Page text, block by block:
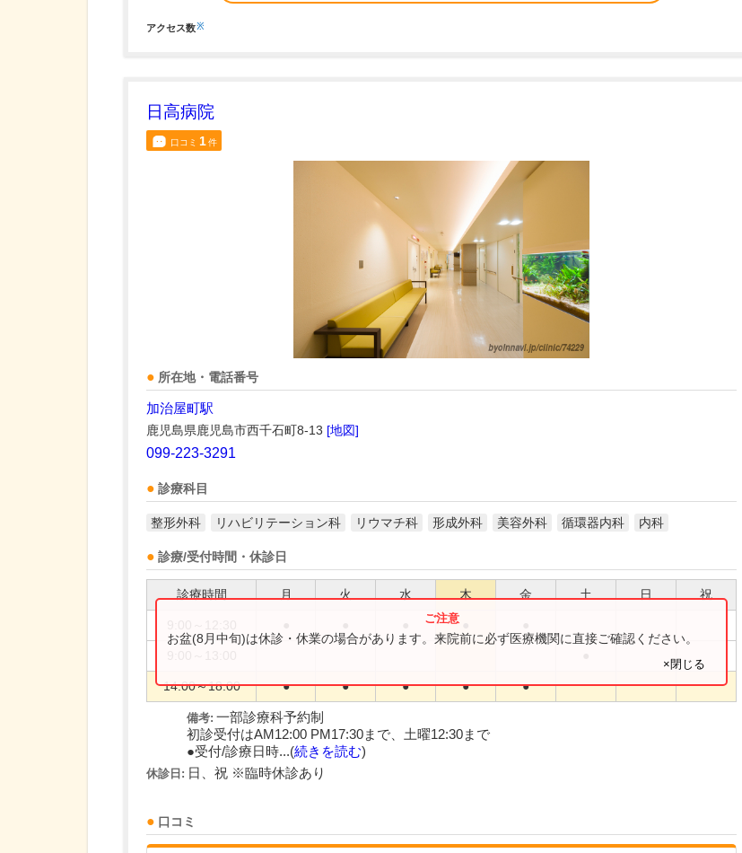
アクセス数※
日高病院
口コミ 1件
所在地・電話番号
加治屋町駅
鹿児島県鹿児島市西千石町8-13 [地図]
099-223-3291
診療科目
整形外科 リハビリテーション科 リウマチ科 形成外科 美容外科 循環器内科 内科
診療/受付時間・休診日
診療時間 月 火 水 木 金 土 日 祝
14:00～18:00 ● ● ● ● ●
お盆(8月中旬)は休診・休業の場合があります。来院前に必ず医療機関に直接ご確認ください。
×閉じる
備考: 一部診療科予約制
初診受付はAM12:00 PM17:30まで、土曜12:30まで
●受付/診療日時...(続きを読む)
休診日: 日、祝 ※臨時休診あり
口コミ